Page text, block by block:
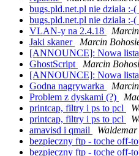
bugs.pld.net.pl nie dziala :-(
bugs.pld.net.pl nie dziala :-(
VLAN-y na 2.4.18
Jaki skaner
Marcin
[ANNOUNCE]: Nowa lista
GhostScript
Marcin
[ANNOUNCE]: Nowa lista
Godna nagrywarka
Problem z dyskami (?)
printcap, filtry i ps to pcl
printcap, filtry i ps to pcl
amavisd i qmail
bezpieczny ftp - toche off-
bezpieczny ftp - toche off-